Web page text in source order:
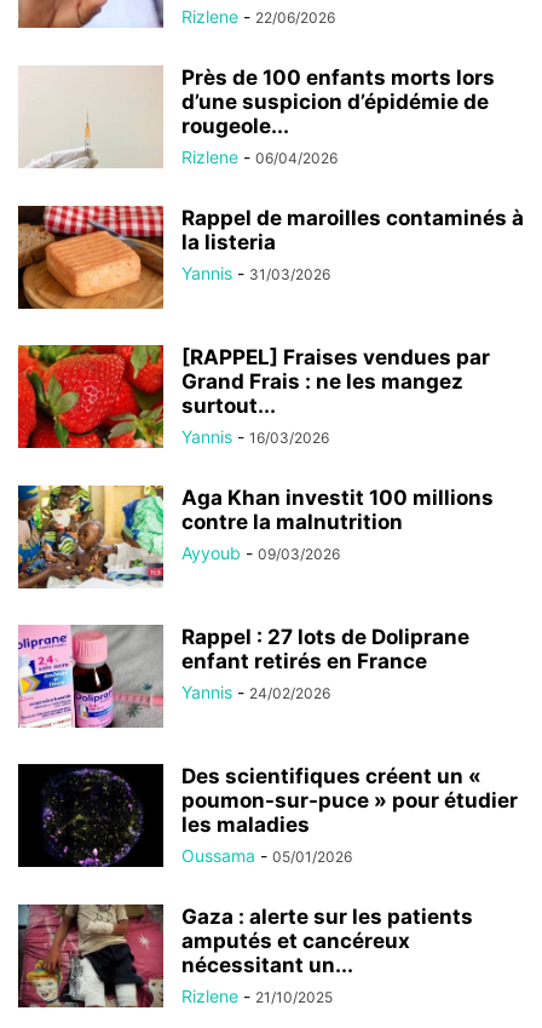
Rizlene - 22/06/2026
Près de 100 enfants morts lors
d’une suspicion d’épidémie de
rougeole...
Rizlene - 06/04/2026
Rappel de maroilles contaminés à
la listeria
Yannis - 31/03/2026
[RAPPEL] Fraises vendues par
Grand Frais : ne les mangez
surtout...
Yannis - 16/03/2026
Aga Khan investit 100 millions
contre la malnutrition
Ayyoub - 09/03/2026
Rappel : 27 lots de Doliprane
enfant retirés en France
Yannis - 24/02/2026
Des scientifiques créent un «
poumon-sur-puce » pour étudier
les maladies
Oussama - 05/01/2026
Gaza : alerte sur les patients
amputés et cancéreux
nécessitant un...
Rizlene - 21/10/2025